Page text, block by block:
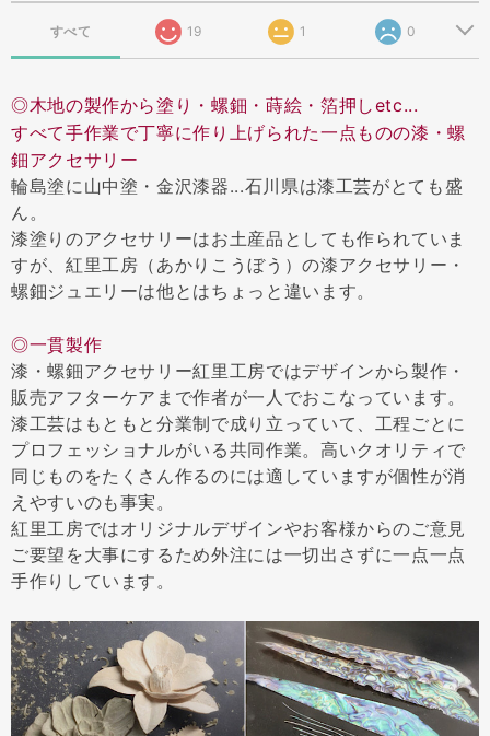
すべて 19 1 0
◎木地の製作から塗り・螺鈿・蒔絵・箔押しetc...
すべて手作業で丁寧に作り上げられた一点ものの漆・螺
鈿アクセサリー
輪島塗に山中塗・金沢漆器...石川県は漆工芸がとても盛
ん。
漆塗りのアクセサリーはお土産品としても作られていま
すが、紅里工房（あかりこうぼう）の漆アクセサリー・
螺鈿ジュエリーは他とはちょっと違います。
◎一貫製作
漆・螺鈿アクセサリー紅里工房ではデザインから製作・
販売アフターケアまで作者が一人でおこなっています。
漆工芸はもともと分業制で成り立っていて、工程ごとに
プロフェッショナルがいる共同作業。高いクオリティで
同じものをたくさん作るのには適していますが個性が消
えやすいのも事実。
紅里工房ではオリジナルデザインやお客様からのご意見
ご要望を大事にするため外注には一切出さずに一点一点
手作りしています。